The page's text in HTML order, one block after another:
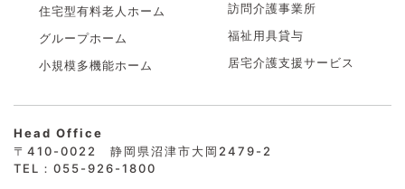
住宅型有料老人ホーム
グループホーム
小規模多機能ホーム
訪問介護事業所
福祉用具貸与
居宅介護支援サービス
Head Office
〒410-0022 静岡県沼津市大岡2479-2
TEL：055-926-1800